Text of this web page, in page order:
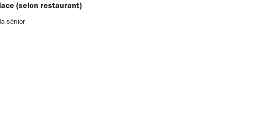
(selon restaurant)
la sénior